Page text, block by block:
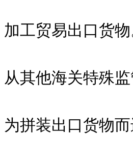
加工贸易出口货物
从其他海关特殊
为拼装出口货物